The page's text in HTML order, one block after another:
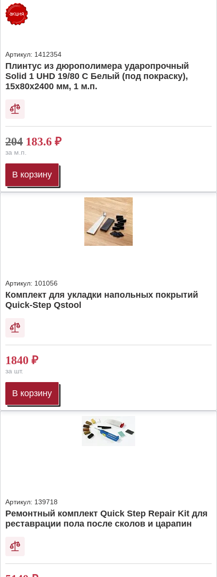
Артикул: 1412354
Плинтус из дюрополимера ударопрочный
Solid 1 UHD 19/80 C Белый (под покраску),
15х80х2400 мм, 1 м.п.
204 183.6 ₽
за м.п.
В корзину
Артикул: 101056
Комплект для укладки напольных покрытий
Quick-Step Qstool
1840 ₽
за шт.
В корзину
Артикул: 139718
Ремонтный комплект Quick Step Repair Kit для
реставрации пола после сколов и царапин